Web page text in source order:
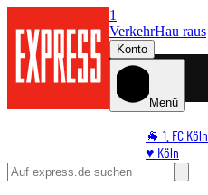
1
VerkehrHau raus
Konto
Menü
🐐 1. FC Köln
♥️ Köln
⭐ Promi